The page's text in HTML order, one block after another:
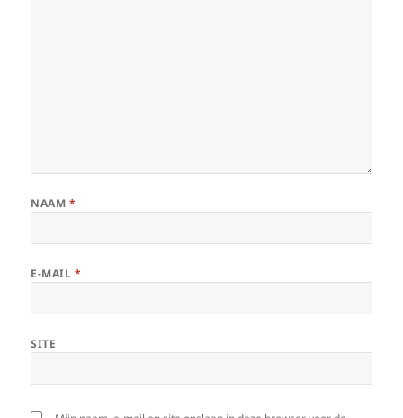
NAAM *
E-MAIL *
SITE